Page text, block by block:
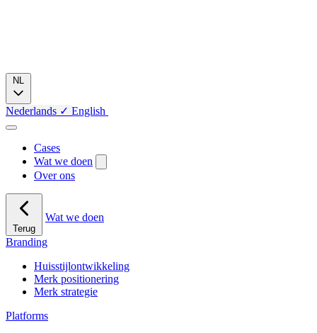
NL
Nederlands ✓ English
Cases
Wat we doen
Over ons
Terug
Wat we doen
Branding
Huisstijlontwikkeling
Merk positionering
Merk strategie
Platforms